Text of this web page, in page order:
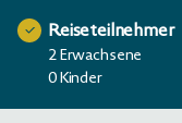
Reiseteilnehmer
2 Erwachsene
0 Kinder